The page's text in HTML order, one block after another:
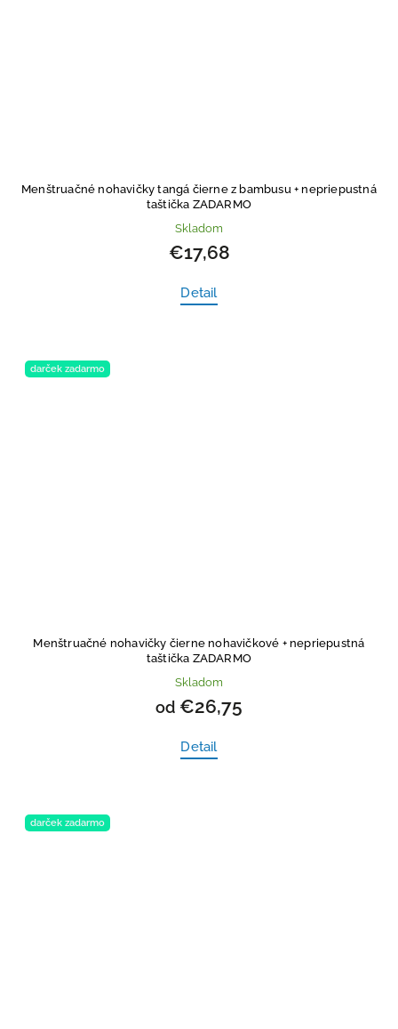
Menštruačné nohavičky tangá čierne z bambusu+ nepriepustná
taštička ZADARMO
Skladom
€17,68
Detail
darček zadarmo
Menštruačné nohavičky čierne nohavičkové + nepriepustná
taštička ZADARMO
Skladom
od €26,75
Detail
darček zadarmo